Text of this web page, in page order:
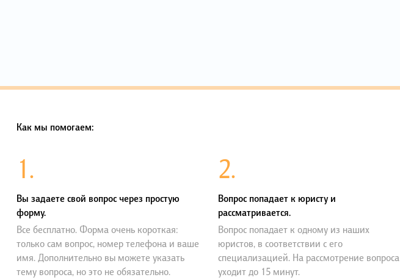
Как мы помогаем:
1.
Вы задаете свой вопрос через простую
форму.
Все бесплатно. Форма очень короткая:
только сам вопрос, номер телефона и ваше
имя. Дополнительно вы можете указать
тему вопроса, но это не обязательно.
2.
Вопрос попадает к юристу и
рассматривается.
Вопрос попадает к одному из наших
юристов, в соответствии с его
специализацией. На рассмотрение вопроса
уходит до 15 минут.